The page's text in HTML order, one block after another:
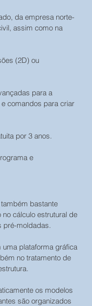
da empresa norte-
assim como na
(2D) ou
para a
comandos para criar
por 3 anos.
e
bastante
cálculo estrutural de
pré-moldadas.
plataforma gráfica
no tratamento de
os modelos
são organizados